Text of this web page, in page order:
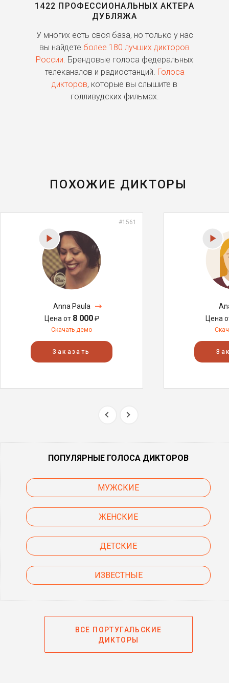
1422 ПРОФЕССИОНАЛЬНЫХ АКТЕРА
ДУБЛЯЖА
У многих есть своя база, но только у нас
вы найдете более 180 лучших дикторов
России. Брендовые голоса федеральных
телеканалов и радиостанций. Голоса
дикторов, которые вы слышите в
голливудских фильмах.
ПОХОЖИЕ ДИКТОРЫ
#1561
Anna Paula
Цена от 8 000₽
Скачать демо
Заказать
Цена
ПОПУЛЯРНЫЕ ГОЛОСА ДИКТОРОВ
МУЖСКИЕ
ЖЕНСКИЕ
ДЕТСКИЕ
ИЗВЕСТНЫЕ
ВСЕ ПОРТУГАЛЬСКИЕ
ДИКТОРЫ